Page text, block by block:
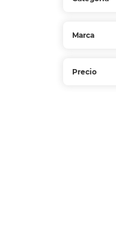
Marca
Precio